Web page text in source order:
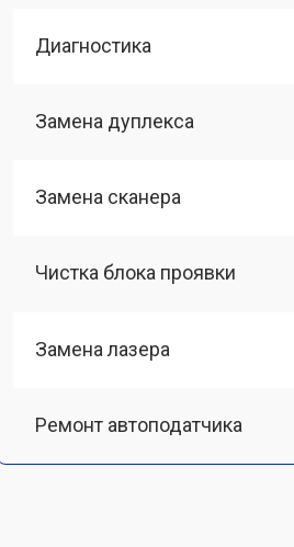
Диагностика
Замена дуплекса
Замена сканера
Чистка блока проявки
Замена лазера
Ремонт автоподатчика